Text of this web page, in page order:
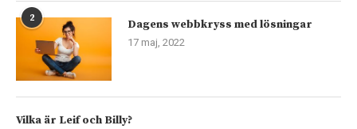
2 Dagens webbkryss med lösningar
17 maj, 2022
Vilka är Leif och Billy?